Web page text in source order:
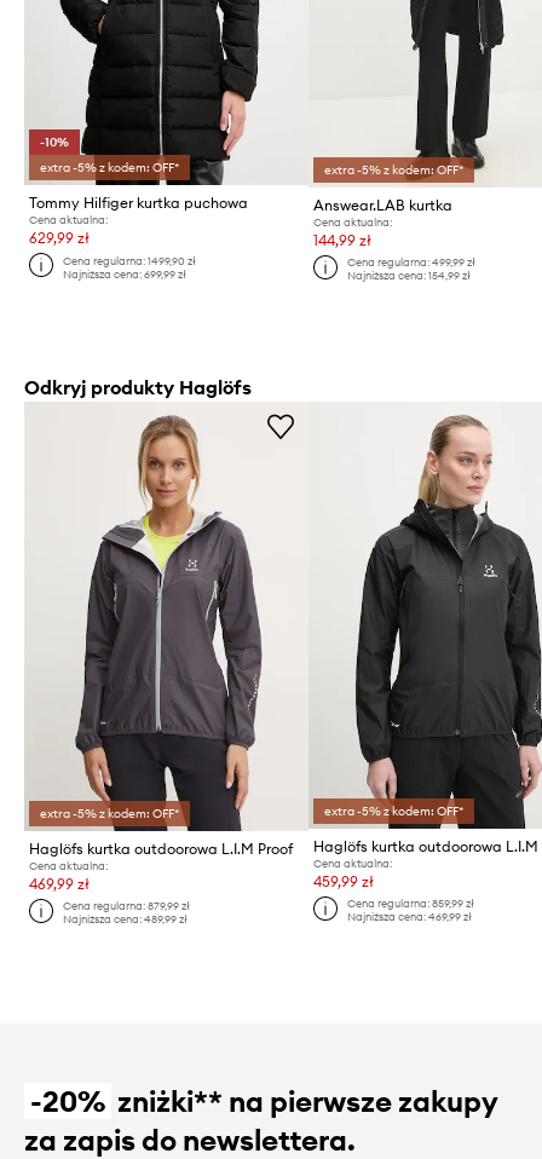
-10%
extra -5% z kodem: OFF*
Tommy Hilfiger kurtka puchowa
Cena aktualna:
629,99 zł
Cena regularna:1499,90 zł
Najniższa cena:699,99 zł
extra -5% z kodem: OFF*
Answear.LAB kurtka
Cena aktualna:
144,99 zł
Cena regularna: 499,99 zł
Najniższa cena: 154,99 zł
Odkryj produkty Haglöfs
extra -5% z kodem: OFF*
Haglöfs kurtka outdoorowa L.I.M Proof
Cena aktualna:
469,99 zł
Cena regularna:879,99 zł
Najniższa cena:489,99 zł
extra -5% z kodem: OFF*
Haglöfs kurtka outdoorowa L.I.M
Cena aktualna:
459,99 zł
Cena regularna: 859,99 zł
Najniższa cena: 469,99 zł
-20% zniżki** na pierwsze zakupy
za zapis do newslettera.